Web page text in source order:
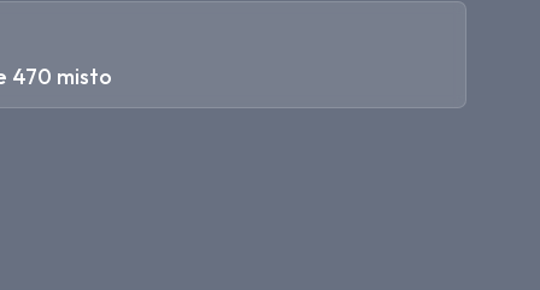
470 misto